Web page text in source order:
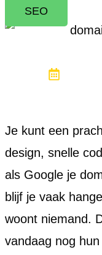
SEO
Je kunt een
design, snelle
als Google je
blijf je vaak
woont niemand.
vandaag nog hun